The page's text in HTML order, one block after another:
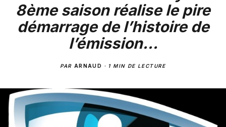
8ème saison réalise le pire
démarrage de l’histoire de
l’émission…
PAR ARNAUD · 1 MIN DE LECTURE